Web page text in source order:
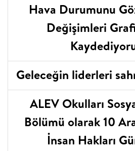
Hava Durumunu
Değişimleri
Geleceğin liderleri
ALEV Okulları
Bölümü olarak 10
İnsan Hakları